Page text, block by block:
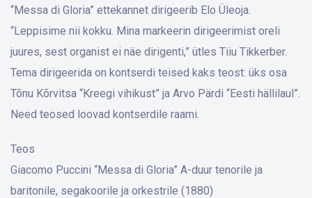
“Messa di Gloria” ettekannet dirigeerib Elo Üleoja.
“Leppisime nii kokku. Mina markeerin dirigeerimist oreli
juures, sest organist ei näe dirigenti,” ütles Tiiu Tikkerber.
Tema dirigeerida on kontserdi teised kaks teost: üks osa
Tõnu Kõrvitsa “Kreegi vihikust” ja Arvo Pärdi “Eesti hällilaul”.
Need teosed loovad kontserdile raami.
Teos
Giacomo Puccini “Messa di Gloria” A-duur tenorile ja
baritonile, segakoorile ja orkestrile (1880)